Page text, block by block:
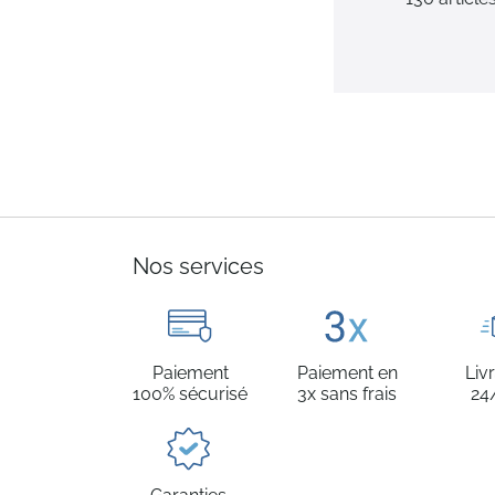
Nos services
Paiement
100% sécurisé
Paiement en
3x sans frais